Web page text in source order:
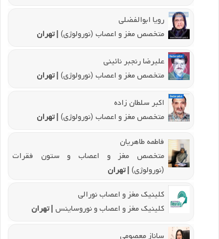
رویا ابوالفضلی
متخصص مغز و اعصاب (نورولوژی) | تهران
علیرضا رنجبر نائینی
متخصص مغز و اعصاب (نورولوژی) | تهران
اکبر سلطان زاده
متخصص مغز و اعصاب (نورولوژی) | تهران
فاطمه طاهریان
متخصص مغز و اعصاب و ستون فقرات
(نورولوژی) | تهران
کلینیک مغز و اعصاب نورالی
کلینیک مغز و اعصاب و نوروساینس | تهران
ساناز معصومی